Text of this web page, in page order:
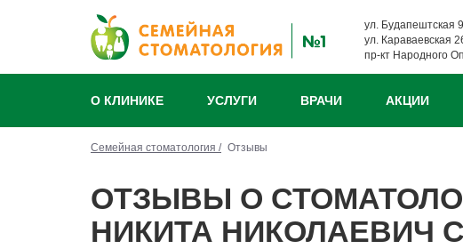
ул. Будапештская
ул. Караваевская
пр-кт Народного
О КЛИНИКЕ УСЛУГИ ВРАЧИ АКЦИИ
Семейная стоматология / Отзывы
ОТЗЫВЫ О
НИКИТА НИКОЛАЕВИЧ